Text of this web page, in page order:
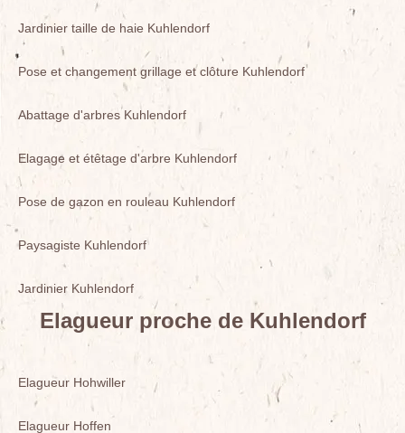
Jardinier taille de haie Kuhlendorf
Pose et changement grillage et clôture Kuhlendorf
Abattage d'arbres Kuhlendorf
Elagage et étêtage d'arbre Kuhlendorf
Pose de gazon en rouleau Kuhlendorf
Paysagiste Kuhlendorf
Jardinier Kuhlendorf
Elagueur proche de Kuhlendorf
Elagueur Hohwiller
Elagueur Hoffen